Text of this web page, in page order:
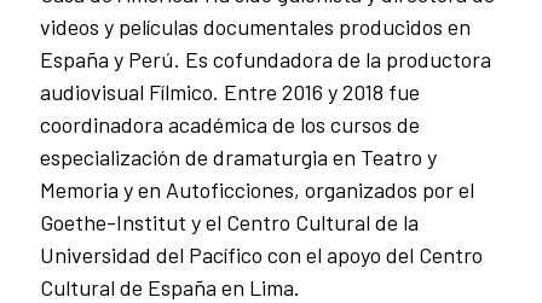
videos y películas documentales producidos en
España y Perú. Es cofundadora de la productora
audiovisual Fílmico. Entre 2016 y 2018 fue
coordinadora académica de los cursos de
especialización de dramaturgia en Teatro y
Memoria y en Autoficciones, organizados por el
Goethe-Institut y el Centro Cultural de la
Universidad del Pacífico con el apoyo del Centro
Cultural de España en Lima.